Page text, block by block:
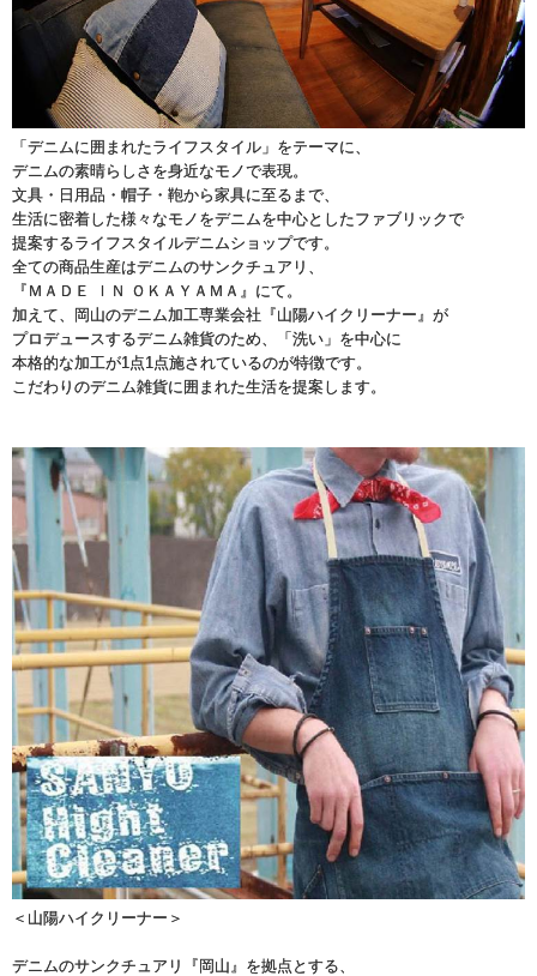
「デニムに囲まれたライフスタイル」をテーマに、
デニムの素晴らしさを身近なモノで表現。
文具・日用品・帽子・鞄から家具に至るまで、
生活に密着した様々なモノをデニムを中心としたファブリックで
提案するライフスタイルデニムショップです。
全ての商品生産はデニムのサンクチュアリ、
『ＭＡＤＥ ＩＮ ＯＫＡＹＡＭＡ』にて。
加えて、岡山のデニム加工専業会社『山陽ハイクリーナー』が
プロデュースするデニム雑貨のため、「洗い」を中心に
本格的な加工が1点1点施されているのが特徴です。
こだわりのデニム雑貨に囲まれた生活を提案します。
＜山陽ハイクリーナー＞
デニムのサンクチュアリ『岡山』を拠点とする、